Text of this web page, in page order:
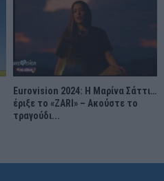
Eurovision 2024: Η Μαρίνα Σάττι…
έριξε το «ZARI» – Ακούστε το
τραγούδι...